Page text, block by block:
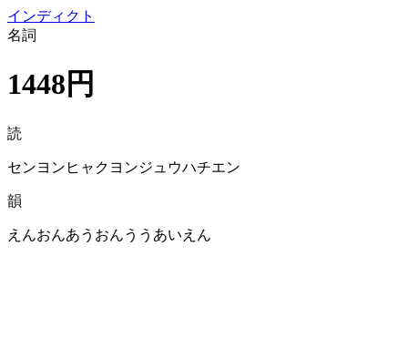
インディクト
名詞
1448円
読
センヨンヒャクヨンジュウハチエン
韻
えんおんあうおんううあいえん